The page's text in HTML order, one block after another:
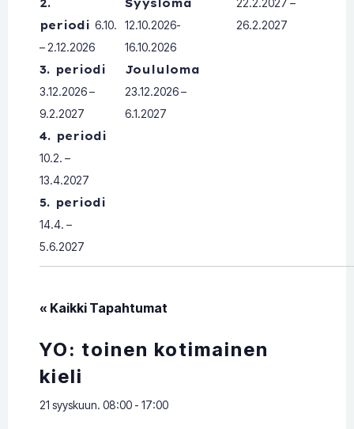
2.
periodi 6.10.
– 2.12.2026
3. periodi
3.12.2026 –
9.2.2027
4. periodi
10.2. –
13.4.2027
5. periodi
14.4. –
5.6.2027
Syysloma
12.10.2026-
16.10.2026
Joululoma
23.12.2026 –
6.1.2027
26.2.2027
« Kaikki Tapahtumat
YO: toinen kotimainen
kieli
21 syyskuun. 08:00 - 17:00